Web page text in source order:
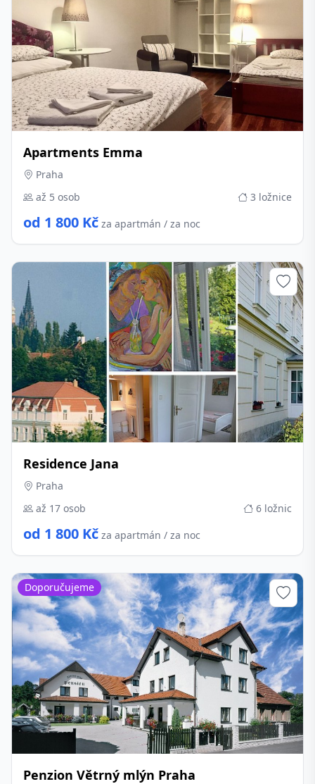
Apartments Emma
Praha
až 5 osob
3 ložnice
od 1 800 Kč za apartmán / za noc
Residence Jana
Praha
až 17 osob
6 ložnic
od 1 800 Kč za apartmán / za noc
Penzion Větrný mlýn Praha
Doporučujeme